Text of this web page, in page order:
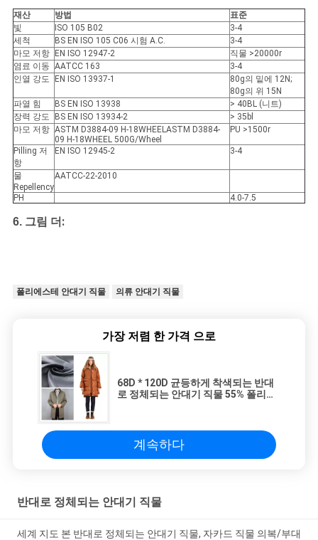
재산 방법
표준
빛
ISO 105 B02
3-4
세척
BS EN ISO 105 C06 시험 A.C.
3-4
마모 저항
EN ISO 12947-2
직물 >20000r
염료 이동 AATCC 163
3-4
인열 강도
EN ISO 13937-1
80g의 밑에 12N;
80g의 위 15N
파열 힘
BS EN ISO 13938
> 40BL (니트)
장력 강도
BS EN ISO 13934-2
> 35bl
마모 저항 ASTM D3884-09 H-18WHEELASTM D3884-
09 H-18WHEEL 500G/Wheel
PU >1500r
Pilling 저
항
EN ISO 12945-2 3-4
물
Repellency
AATCC-22-2010
PH 4.0-7.5
6. 그림 더 :
폴리에스테 안대기 직물 의류 안대기 직물
가장 저렴 한 가격 으로
68D * 120D 균등하게 착색되는 반대
로 정체되는 안대기 직물 55% 폴리에
계속하다
반대로 정체되는 안대기 직물
세계 지도 본 반대로 정체되는 안대기 직물, 자카드 직물 의복/부대